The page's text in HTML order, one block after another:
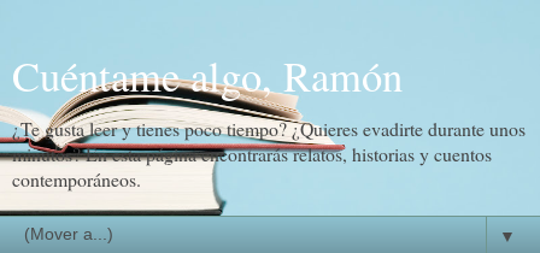
Cuéntame algo, Ramón
¿Te gusta leer y tienes poco tiempo? ¿Quieres evadirte durante unos
minutos? En esta página encontrarás relatos, historias y cuentos
contemporáneos.
▼